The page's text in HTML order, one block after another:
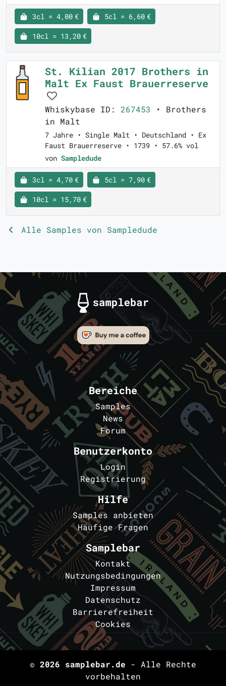
3cl = 4,00 € 5cl = 6,60 €
10cl = 13,20 €
St. Kilian 2017 Brothers in
Malt Ex Faust Brauerreserve
Whiskybase ID: 267453 • Brothers
in Malt
7 Jahre • Single Malt • Deutschland • Ex
Faust Brauerreserve • 1739 • 57.6% vol
von Sampledude
3cl = 4,70 € 5cl = 7,90 €
10cl = 15,70 €
Alle Samples von Sampledude
Bereiche
Samples
News
Forum
Benutzerkonto
Login
Registrierung
Hilfe
Samples anbieten
Häufige Fragen
Samplebar
Kontakt
Nutzungsbedingungen
Impressum
Datenschutz
Barrierefreiheit
Cookies
© 2026 samplebar.de - Alle Rechte
vorbehalten